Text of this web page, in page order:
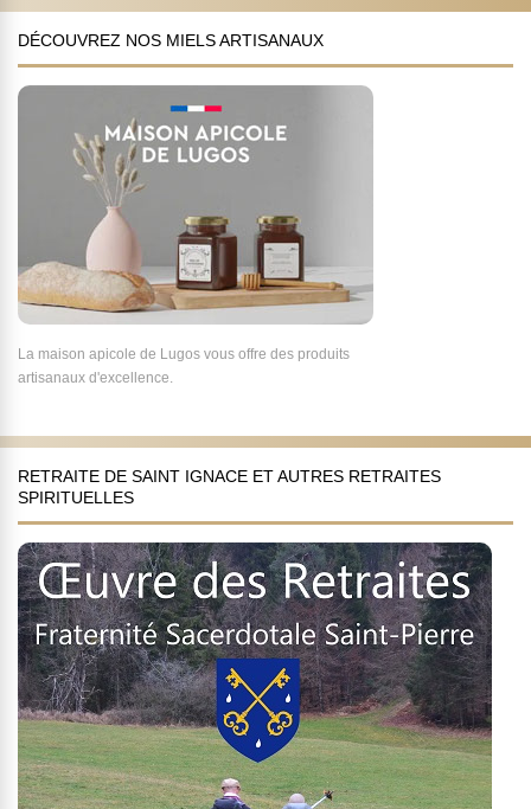
DÉCOUVREZ NOS MIELS ARTISANAUX
La maison apicole de Lugos vous offre des produits
artisanaux d'excellence.
RETRAITE DE SAINT IGNACE ET AUTRES RETRAITES
SPIRITUELLES